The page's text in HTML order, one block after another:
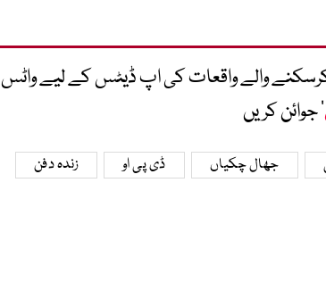
کرسکنے والے واقعات کی اپ ڈیٹس کے لیے واٹس
‘ جوائن کریں
جھال چکیاں ڈی پی او
زندہ دفن